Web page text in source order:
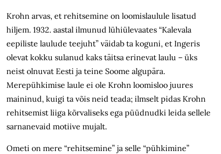
Krohn arvas, et rehitsemine on loomislaulule lisatud
hiljem. 1932. aastal ilmunud lühiülevaates “Kalevala
eepiliste laulude teejuht” väidab ta koguni, et Ingeris
olevat kokku sulanud kaks täitsa erinevat laulu – üks
neist olnuvat Eesti ja teine Soome algupära.
Merepühkimise laule ei ole Krohn loomisloo juures
maininud, kuigi ta võis neid teada; ilmselt pidas Krohn
rehitsemist liiga kõrvaliseks ega püüdnudki leida sellele
sarnanevaid motiive mujalt.
Ometi on mere “rehitsemine” ja selle “pühkimine”